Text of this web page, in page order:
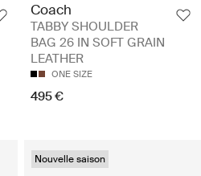
Coach
TABBY SHOULDER
BAG 26 IN SOFT GRAIN
LEATHER
ONE SIZE
495 €
Nouvelle saison